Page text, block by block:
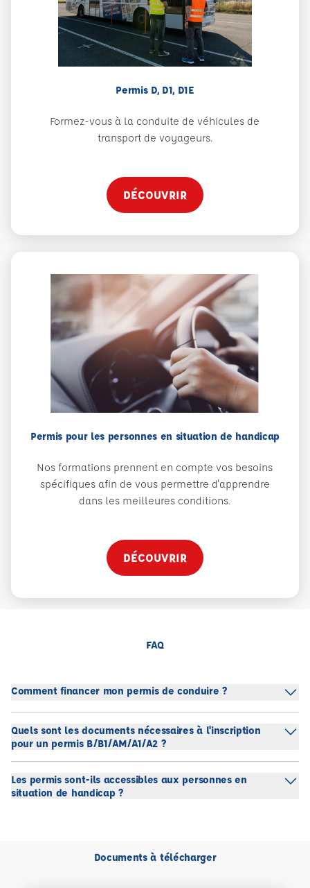
Permis D, D1, D1E
Formez-vous à la conduite de véhicules de
transport de voyageurs.
DÉCOUVRIR
Permis pour les personnes en situation de handicap
Nos formations prennent en compte vos besoins
spécifiques afin de vous permettre d'apprendre
dans les meilleures conditions.
DÉCOUVRIR
FAQ
Comment financer mon permis de conduire ?
Quels sont les documents nécessaires à l'inscription
pour un permis B/B1/AM/A1/A2 ?
Les permis sont-ils accessibles aux personnes en
situation de handicap ?
Documents à télécharger